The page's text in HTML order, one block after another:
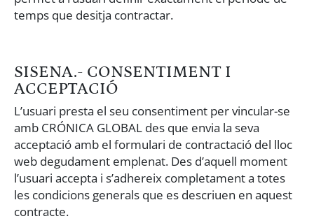
temps que desitja contractar.
SISENA.- CONSENTIMENT I
ACCEPTACIÓ
L’usuari presta el seu consentiment per vincular-se
amb CRÓNICA GLOBAL des que envia la seva
acceptació amb el formulari de contractació del lloc
web degudament emplenat. Des d’aquell moment
l’usuari accepta i s’adhereix completament a totes
les condicions generals que es descriuen en aquest
contracte.